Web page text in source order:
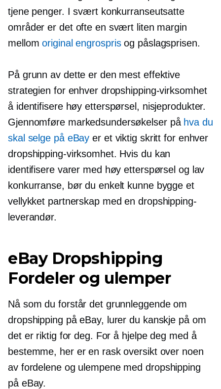
tjene penger. I svært konkurranseutsatte
områder er det ofte en svært liten margin
mellomoriginal engrosprisog påslagsprisen.
På grunn av dette er den mest effektive
strategien for enhver dropshipping-virksomhet
å identifisere høy etterspørsel, nisjeprodukter.
Gjennomføre markedsundersøkelser på hva du
skal selge på eBay er et viktig skritt for enhver
dropshipping-virksomhet. Hvis du kan
identifisere varer med høy etterspørsel og lav
konkurranse, bør du enkelt kunne bygge et
vellykket partnerskap med en dropshipping-
leverandør.
eBay Dropshipping
Fordeler og ulemper
Nå som du forstår det grunnleggende om
dropshipping på eBay, lurer du kanskje på om
det er riktig for deg. For å hjelpe deg med å
bestemme, her er en rask oversikt over noen
av fordelene og ulempene med dropshipping
på eBay.